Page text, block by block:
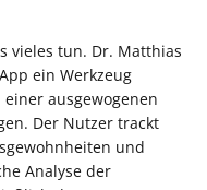
vieles tun. Dr. Matthias
ein Werkzeug
ausgewogenen
Der Nutzer trackt
und
Analyse der